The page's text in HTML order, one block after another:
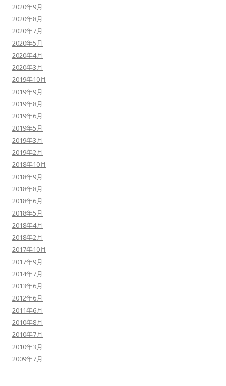
2020年9月
2020年8月
2020年7月
2020年5月
2020年4月
2020年3月
2019年10月
2019年9月
2019年8月
2019年6月
2019年5月
2019年3月
2019年2月
2018年10月
2018年9月
2018年8月
2018年6月
2018年5月
2018年4月
2018年2月
2017年10月
2017年9月
2014年7月
2013年6月
2012年6月
2011年6月
2010年8月
2010年7月
2010年3月
2009年7月